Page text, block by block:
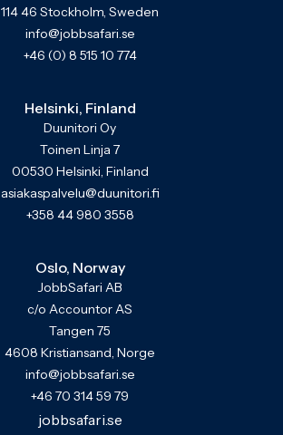
114 46 Stockholm, Sweden
info@jobbsafari.se
+46 (0) 8 515 10 774
Helsinki, Finland
Duunitori Oy
Toinen Linja 7
00530 Helsinki, Finland
asiakaspalvelu@duunitori.fi
+358 44 980 3558
Oslo, Norway
JobbSafari AB
c/o Accountor AS
Tangen 75
4608 Kristiansand, Norge
info@jobbsafari.se
+46 70 314 59 79
jobbsafari.se